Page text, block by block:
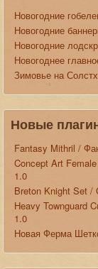
Новогодние
Новогодние
Новогодние
Новогоднее
Зимовье на
Новые
Fantasy Mithril /
Concept Art
1.0
Breton Knight Set /
Heavy Townguard
1.0
Новая Ферма